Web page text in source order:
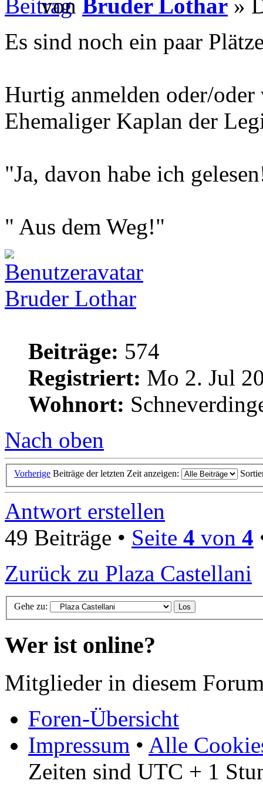
von Bruder Lothar »
Es sind noch ein paar
Hurtig anmelden oder/oder
Ehemaliger Kaplan der
"Ja, davon habe ich
" Aus dem Weg!"
Bruder Lothar
Beiträge: 574
Registriert: Mo 2. Jul
Wohnort:
Nach oben
Vorherige Beiträge der letzten Zeit anzeigen:
Antwort erstellen
49 Beiträge • Seite 4 von 4
Zurück zu Plaza Castellani
Gehe zu:
Wer ist online?
Mitglieder in diesem
Foren-Übersicht
Impressum • Alle
Zeiten sind UTC + 1